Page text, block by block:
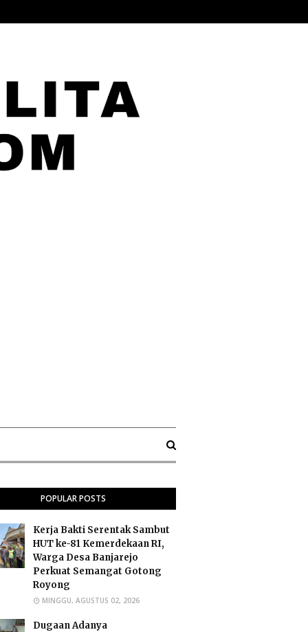
POPULAR POSTS
Kerja Bakti Serentak Sambut
HUT ke-81 Kemerdekaan RI,
Warga Desa Banjarejo
Perkuat Semangat Gotong
Royong
MINGGU, AGUSTUS 02, 2026
Dugaan Adanya